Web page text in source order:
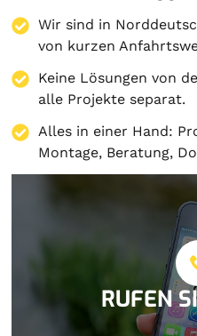
Wir sind in
von kurzen
Keine Lösungen von
alle Projekte separat.
Alles in einer Hand:
Montage, Beratung,
RUFEN